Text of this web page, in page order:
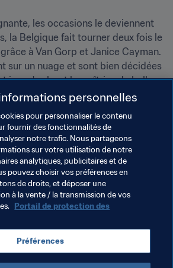
les occasions le deviennent
la Belgique fait tourner deux fois le
à Van Gorp et Janice Cayman.
sur un nuage et sont bien décidées
jusqu'au bout la maîtrise du ballon
avoir vécu l'une des plus grandes
face au Danemark. Ses
à la lettre ses nouvelles consignes
plus belle page de histoire du
signe une première victoire
face à un gros bras de la
Sans doute pas la dernière...** **
à Breda pour supporter la
personnelles
pour personnaliser le contenu
fournir des fonctionnalités de
notre trafic. Nous partageons
sur votre utilisation de notre
analytiques, publicitaires et de
pouvez choisir vos préférences en
de droite, et déposer une
à la vente / la transmission de vos
Portail de protection des
Préférences